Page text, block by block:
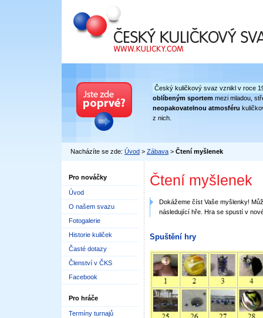
Český kuličkový svaz
Český kuličkový svaz vznikl v roce
oblíbeným sportem mezi mladou,
neopakovatelnou atmosféru
z nich.
Nacházíte se zde: Úvod > Zábava > Čtení myšlenek
Pro nováčky
Úvod
O našem svazu
Fotogalerie
Historie kuliček
Časté dotazy
Členství v ČKS
Facebook
Pro hráče
Termíny turnajů
Čtení myšlenek
Dokážeme číst Vaše myšlenky!
následující hře. Hra se spustí v
Spuštění hry